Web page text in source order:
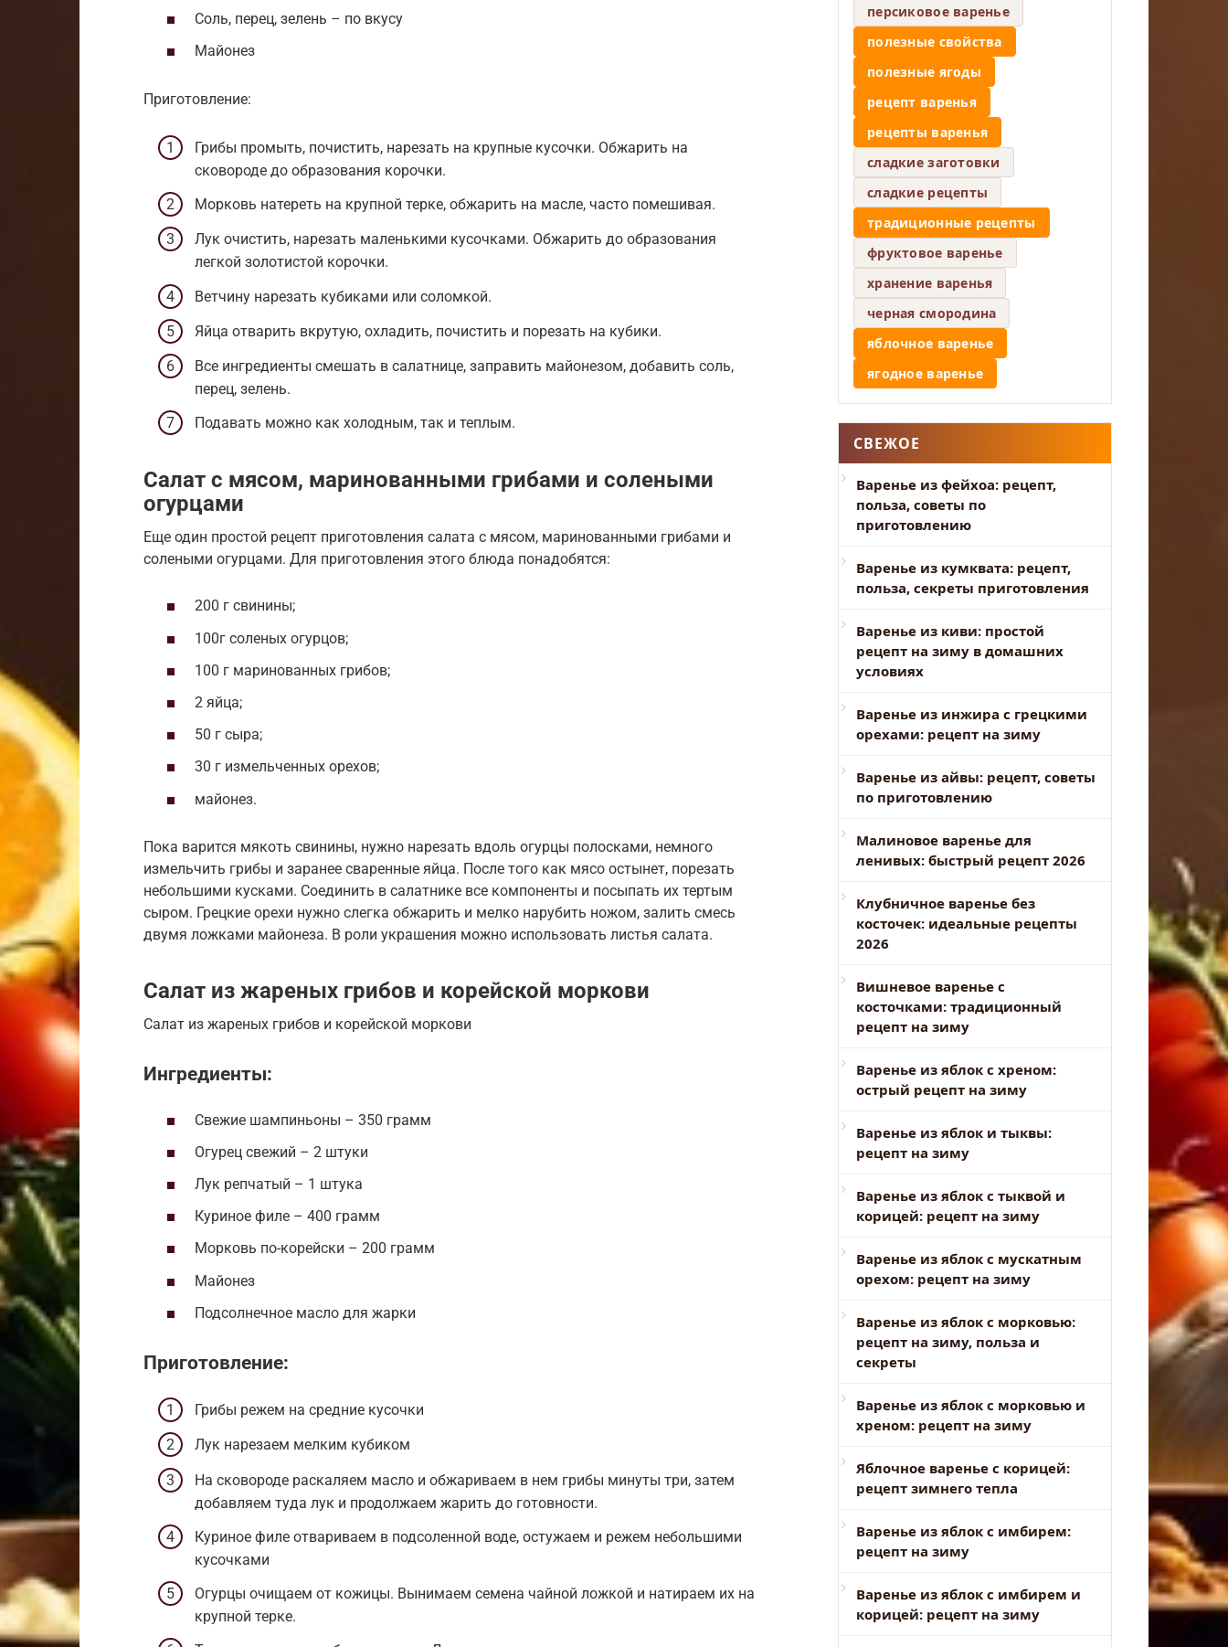
Соль, перец, зелень – по вкусу
Майонез
Приготовление:
Грибы промыть, почистить, нарезать на крупные кусочки. Обжарить на
сковороде до образования корочки.
Морковь натереть на крупной терке, обжарить на масле, часто помешивая.
Лук очистить, нарезать маленькими кусочками. Обжарить до образования
легкой золотистой корочки.
Ветчину нарезать кубиками или соломкой.
Яйца отварить вкрутую, охладить, почистить и порезать на кубики.
Все ингредиенты смешать в салатнице, заправить майонезом, добавить соль,
перец, зелень.
Подавать можно как холодным, так и теплым.
Салат с мясом, маринованными грибами и солеными
огурцами
Еще один простой рецепт приготовления салата с мясом, маринованными грибами и
солеными огурцами. Для приготовления этого блюда понадобятся:
200 г свинины;
100г соленых огурцов;
100 г маринованных грибов;
2 яйца;
50 г сыра;
30 г измельченных орехов;
майонез.
Пока варится мякоть свинины, нужно нарезать вдоль огурцы полосками, немного
измельчить грибы и заранее сваренные яйца. После того как мясо остынет, порезать
небольшими кусками. Соединить в салатнике все компоненты и посыпать их тертым
сыром. Грецкие орехи нужно слегка обжарить и мелко нарубить ножом, залить смесь
двумя ложками майонеза. В роли украшения можно использовать листья салата.
Салат из жареных грибов и корейской моркови
Салат из жареных грибов и корейской моркови
Ингредиенты:
Свежие шампиньоны – 350 грамм
Огурец свежий – 2 штуки
Лук репчатый – 1 штука
Куриное филе – 400 грамм
Морковь по-корейски – 200 грамм
Майонез
Подсолнечное масло для жарки
Приготовление:
Грибы режем на средние кусочки
Лук нарезаем мелким кубиком
На сковороде раскаляем масло и обжариваем в нем грибы минуты три, затем
добавляем туда лук и продолжаем жарить до готовности.
Куриное филе отвариваем в подсоленной воде, остужаем и режем небольшими
кусочками
Огурцы очищаем от кожицы. Вынимаем семена чайной ложкой и натираем их на
крупной терке.
персиковое варенье
полезные свойства
полезные ягоды
рецепт варенья
рецепты варенья
сладкие заготовки
сладкие рецепты
традиционные рецепты
фруктовое варенье
хранение варенья
черная смородина
яблочное варенье
ягодное варенье
СВЕЖОЕ
Варенье из фейхоа: рецепт,
польза, советы по
приготовлению
Варенье из кумквата: рецепт,
польза, секреты приготовления
Варенье из киви: простой
рецепт на зиму в домашних
условиях
Варенье из инжира с грецкими
орехами: рецепт на зиму
Варенье из айвы: рецепт, советы
по приготовлению
Малиновое варенье для
ленивых: быстрый рецепт 2026
Клубничное варенье без
косточек: идеальные рецепты
2026
Вишневое варенье с
косточками: традиционный
рецепт на зиму
Варенье из яблок с хреном:
острый рецепт на зиму
Варенье из яблок и тыквы:
рецепт на зиму
Варенье из яблок с тыквой и
корицей: рецепт на зиму
Варенье из яблок с мускатным
орехом: рецепт на зиму
Варенье из яблок с морковью:
рецепт на зиму, польза и
секреты
Варенье из яблок с морковью и
хреном: рецепт на зиму
Яблочное варенье с корицей:
рецепт зимнего тепла
Варенье из яблок с имбирем:
рецепт на зиму
Варенье из яблок с имбирем и
корицей: рецепт на зиму